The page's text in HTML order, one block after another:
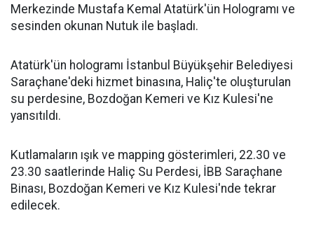
Merkezinde Mustafa Kemal Atatürk'ün Hologramı ve
sesinden okunan Nutuk ile başladı.
Atatürk'ün hologramı İstanbul Büyükşehir Belediyesi
Saraçhane'deki hizmet binasına, Haliç'te oluşturulan
su perdesine, Bozdoğan Kemeri ve Kız Kulesi'ne
yansıtıldı.
Kutlamaların ışık ve mapping gösterimleri, 22.30 ve
23.30 saatlerinde Haliç Su Perdesi, İBB Saraçhane
Binası, Bozdoğan Kemeri ve Kız Kulesi'nde tekrar
edilecek.